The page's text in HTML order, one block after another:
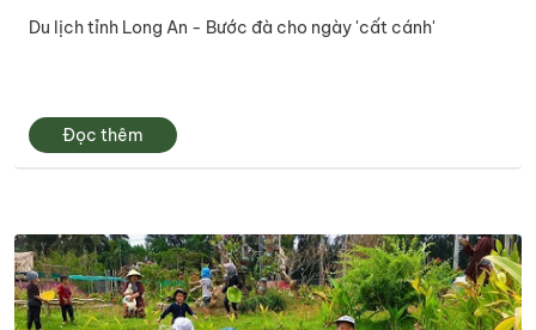
Du lịch tỉnh Long An - Bước đà cho ngày 'cất cánh'
Đọc thêm